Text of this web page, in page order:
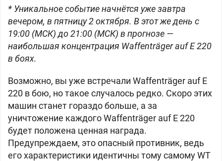
* Уникальное событие начнётся уже завтра
вечером, в пятницу 2 октября. В этот же день с
19:00 (МСК) до 21:00 (МСК) в прогнозе —
наибольшая концентрация Waffenträger auf E 220
в боях.
Возможно, вы уже встречали Waffenträger auf E
220 в бою, но такое случалось редко. Скоро этих
машин станет гораздо больше, а за
уничтожение каждого Waffenträger auf E 220
будет положена ценная награда.
Предупреждаем, это опасный противник, ведь
его характеристики идентичны тому самому WT